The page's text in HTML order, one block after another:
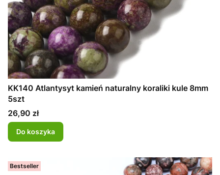
KK140 Atlantysyt kamień naturalny koraliki kule 8mm
5szt
Cena
26,90 zł
Do koszyka
Bestseller